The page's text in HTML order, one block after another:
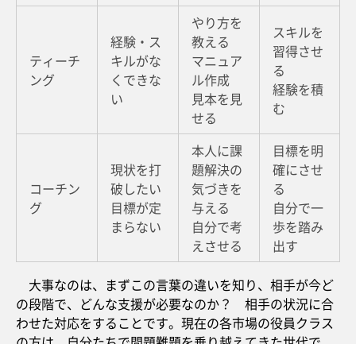
ティーチ
ング
経験・ス
キルがな
くできな
い
やり方を
教える
マニュア
ル作成
見本を見
せる
スキルを
習得させ
る
経験を積
む
コーチン
グ
現状を打
破したい
目標が定
まらない
本人に課
題解決の
気づきを
与える
自分で考
えさせる
目標を明
確にさせ
る
自分で一
歩を踏み
出す
大事なのは、まずこの言葉の違いを知り、相手が今ど
の段階で、どんな支援が必要なのか？ 相手の状況に合
わせた対応をすることです。現在の各市場の役員クラス